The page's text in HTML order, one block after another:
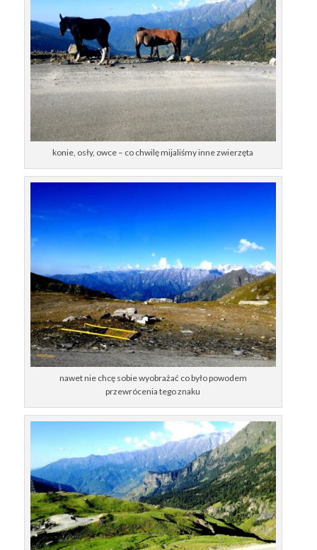
konie, osły, owce – co chwilę mijaliśmy inne zwierzęta
nawet nie chcę sobie wyobrażać co było powodem
przewrócenia tego znaku